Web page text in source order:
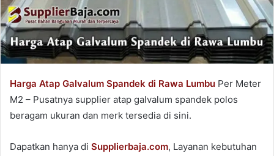
Harga Atap Galvalum Spandek di Rawa Lumbu Per Meter
M2 – Pusatnya supplier atap galvalum spandek polos
beragam ukuran dan merk tersedia di sini.
Dapatkan hanya di Supplierbaja.com, Layanan kebutuhan